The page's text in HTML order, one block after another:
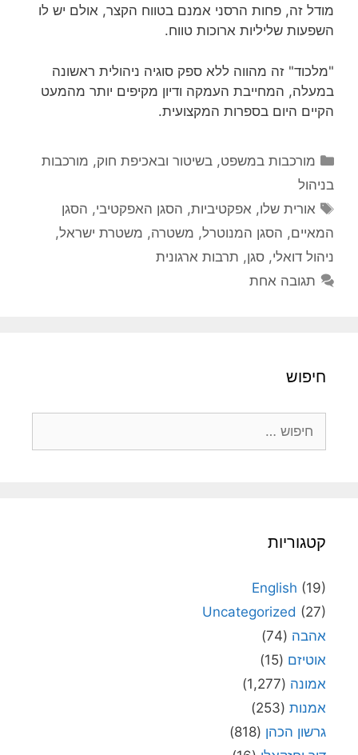
מודל זה, פחות הרסני אמנם בטווח הקצר, אולם יש לו
השפעות שליליות ארוכות טווח.
"מלכוד" זה מהווה ללא ספק סוגיה ניהולית ראשונה
במעלה, המחייבת העמקה ודיון מקיפים יותר מהמעט
הקיים היום בספרות המקצועית.
קטגוריות
מורכבות במשפט, בשיטור ובאכיפת חוק, מורכבות
בניהול
תגיות
אורית שלו, אפקטיביות, הסגן האפקטיבי, הסגן
המאיים, הסגן המנוטרל, משטרה, משטרת ישראל,
ניהול דואלי, סגן, תרבות ארגונית
תגובה אחת
חיפוש
קטגוריות
English (19)
Uncategorized (27)
אהבה (74)
אוטיזם (15)
אמונה (1,277)
אמנות (253)
גרשון הכהן (818)